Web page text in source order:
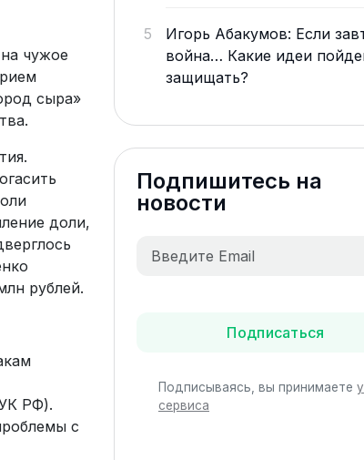
чужое
сыра»
доли,
рублей.
РФ).
с
5
Игорь Абакумов: Если
война… Какие идеи
защищать?
Подпишитесь на
новости
Подписаться
Подписываясь, вы принимаете
сервиса